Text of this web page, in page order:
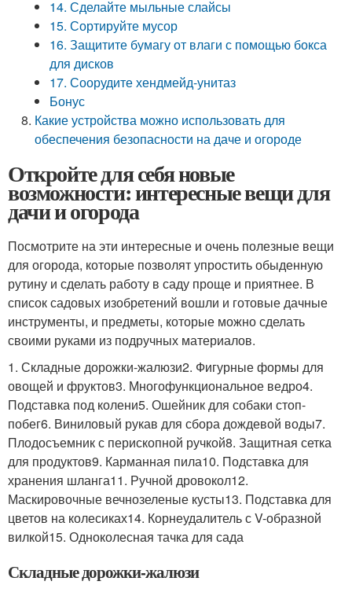
14. Сделайте мыльные слайсы
15. Сортируйте мусор
16. Защитите бумагу от влаги с помощью бокса
для дисков
17. Соорудите хендмейд-унитаз
Бонус
Какие устройства можно использовать для
обеспечения безопасности на даче и огороде
Откройте для себя новые
возможности: интересные вещи для
дачи и огорода
Посмотрите на эти интересные и очень полезные вещи
для огорода, которые позволят упростить обыденную
рутину и сделать работу в саду проще и приятнее. В
список садовых изобретений вошли и готовые дачные
инструменты, и предметы, которые можно сделать
своими руками из подручных материалов.
1. Складные дорожки-жалюзи2. Фигурные формы для
овощей и фруктов3. Многофункциональное ведро4.
Подставка под колени5. Ошейник для собаки стоп-
побег6. Виниловый рукав для сбора дождевой воды7.
Плодосъемник с перископной ручкой8. Защитная сетка
для продуктов9. Карманная пила10. Подставка для
хранения шланга11. Ручной дровокол12.
Маскировочные вечнозеленые кусты13. Подставка для
цветов на колесиках14. Корнеудалитель с V-образной
вилкой15. Одноколесная тачка для сада
Складные дорожки-жалюзи